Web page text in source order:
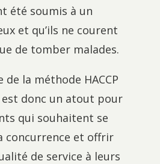
été soumis à un
et qu’ils ne courent
de tomber malades.
de la méthode HACCP
donc un atout pour
qui souhaitent se
concurrence et offrir
de service à leurs